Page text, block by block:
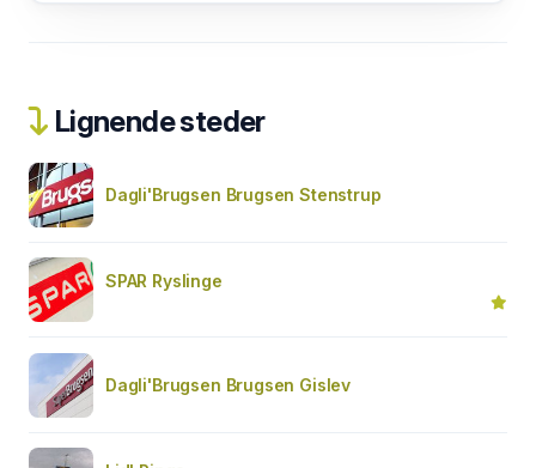
Lignende steder
Dagli'Brugsen Brugsen Stenstrup
SPAR Ryslinge
Dagli'Brugsen Brugsen Gislev